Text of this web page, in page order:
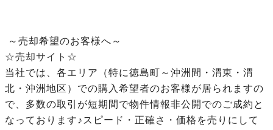
～売却希望のお客様へ～
☆売却サイト☆
当社では、各エリア（特に徳島町～沖洲間・渭東・渭
北・沖洲地区）での購入希望者のお客様が居られますの
で、多数の取引が短期間で物件情報非公開でのご成約と
なっております♪スピード・正確さ・価格を売りにして